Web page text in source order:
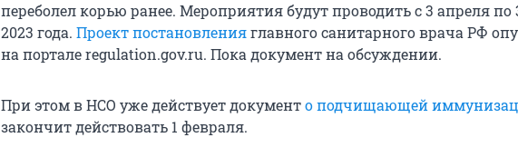
переболел корью ранее. Мероприятия будут проводить с 3 апреля по
2023 года. Проект постановленияглавного санитарного врача РФ
на портале regulation.gov.ru. Пока документ на обсуждении.
При этом в НСО уже действует документо подчищающей
закончит действовать 1 февраля.